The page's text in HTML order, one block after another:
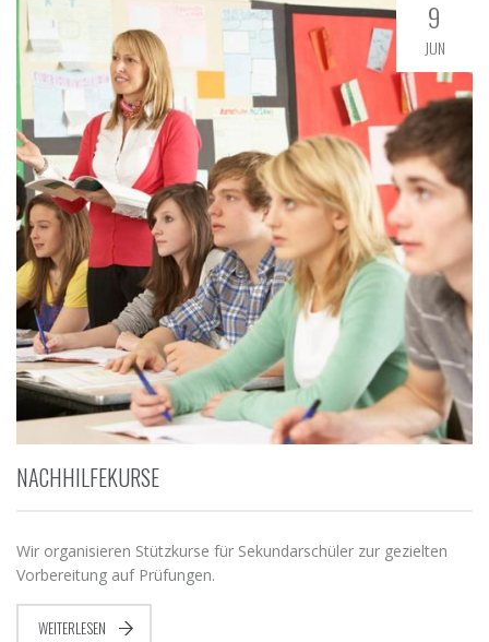
9
JUN
NACHHILFEKURSE
Wir organisieren Stützkurse für Sekundarschüler zur gezielten
Vorbereitung auf Prüfungen.
WEITERLESEN